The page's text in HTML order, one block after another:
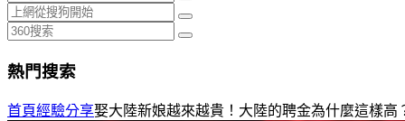
熱門搜索
首頁經驗分享娶大陸新娘越來越貴！大陸的聘金為什麼這樣高